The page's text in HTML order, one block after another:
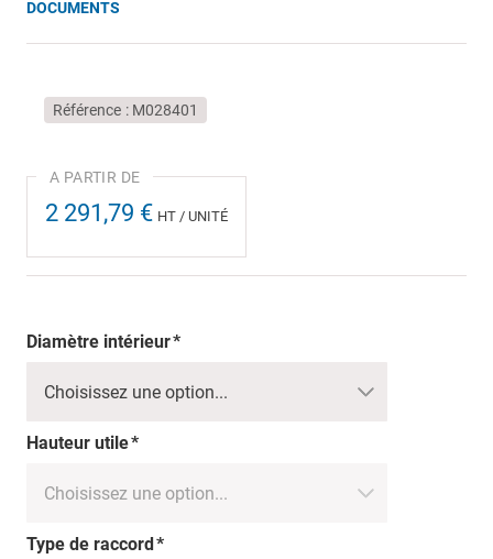
DOCUMENTS
Référence M028401
2 291,79 € HT / UNITÉ
Diamètre intérieur
Hauteur utile
Type de raccord